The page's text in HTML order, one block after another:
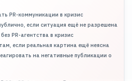
PR-коммуникации в кризис
если ситуация ещё не разрешена
PR-агентства в кризис
если реальная картина ещё неясна
на негативные публикации о